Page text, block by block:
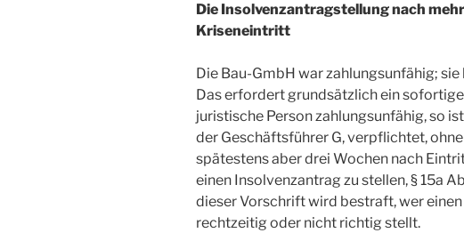
Die Insolvenzantragstellung nach
Kriseneintritt
Die Bau-GmbH war zahlungsunfähig;
Das erfordert grundsätzlich ein
juristische Person zahlungsunfähig, so
der Geschäftsführer G, verpflichtet,
spätestens aber drei Wochen nach
einen Insolvenzantrag zu stellen, § 15a
dieser Vorschrift wird bestraft, wer
rechtzeitig oder nicht richtig stellt.